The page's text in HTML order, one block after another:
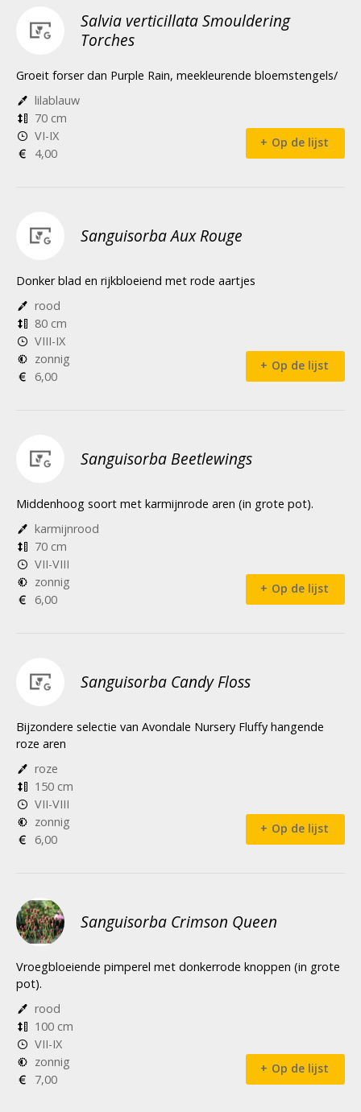
Salvia verticillata Smouldering
Torches
Groeit forser dan Purple Rain, meekleurende bloemstengels/
lilablauw
70 cm
VI-IX
4,00
Op de lijst
Sanguisorba Aux Rouge
Donker blad en rijkbloeiend met rode aartjes
rood
80 cm
VIII-IX
zonnig
6,00
Op de lijst
Sanguisorba Beetlewings
Middenhoog soort met karmijnrode aren (in grote pot).
karmijnrood
70 cm
VII-VIII
zonnig
6,00
Op de lijst
Sanguisorba Candy Floss
Bijzondere selectie van Avondale Nursery Fluffy hangende
roze aren
roze
150 cm
VII-VIII
zonnig
6,00
Op de lijst
Sanguisorba Crimson Queen
Vroegbloeiende pimperel met donkerrode knoppen (in grote
pot).
rood
100 cm
VII-IX
zonnig
7,00
Op de lijst